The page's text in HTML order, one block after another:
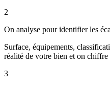
2
On analyse pour identifier les
Surface, équipements,
réalité de votre bien et on chiffre
3